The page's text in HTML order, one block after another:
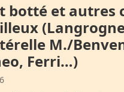
botté et autres
M./
Ferri…)